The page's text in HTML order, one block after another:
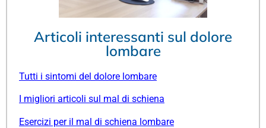
Articoli interessanti sul dolore
lombare
Tutti i sintomi del dolore lombare
I migliori articoli sul mal di schiena
Esercizi per il mal di schiena lombare